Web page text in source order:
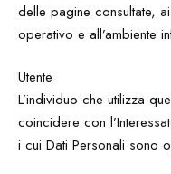
delle pagine consultate,
operativo e all’ambiente
Utente
L’individuo che utilizza
coincidere con
i cui Dati Personali sono